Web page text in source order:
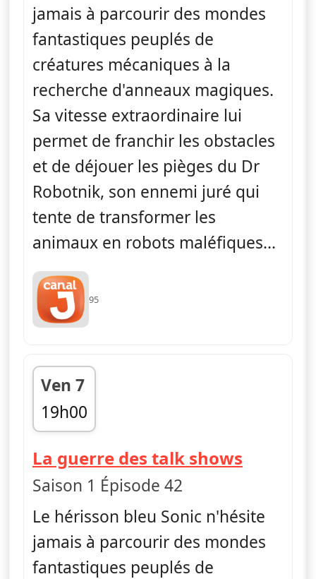
jamais à parcourir des mondes
fantastiques peuplés de
créatures mécaniques à la
recherche d'anneaux magiques.
Sa vitesse extraordinaire lui
permet de franchir les obstacles
et de déjouer les pièges du Dr
Robotnik, son ennemi juré qui
tente de transformer les
animaux en robots maléfiques...
95
Ven 7
19h00
fin 19h15
La guerre des talk shows
Saison 1 Épisode 42
Le hérisson bleu Sonic n'hésite
jamais à parcourir des mondes
fantastiques peuplés de